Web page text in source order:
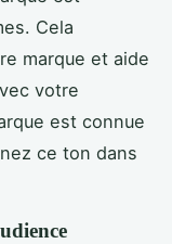
Cela
marque et aide
votre
est connue
ce ton dans